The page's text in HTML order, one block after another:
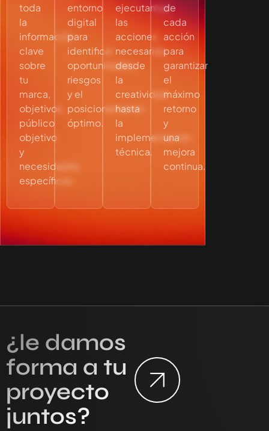
toda
la
información
clave
sobre
tu
marca,
objetivos,
público
objetivo
y
necesidades
específicas.
entorno
digital
para
identificar
oportunidades,
riesgos
y el
posicionamiento
óptimo.
ejecutamos
las
acciones
necesarias,
desde
la
creatividad
hasta
la
implementación
técnica.
de
cada
acción
para
garantizar
el
máximo
retorno
y
una
mejora
continua.
¿le damos
forma a tu
proyecto
juntos?